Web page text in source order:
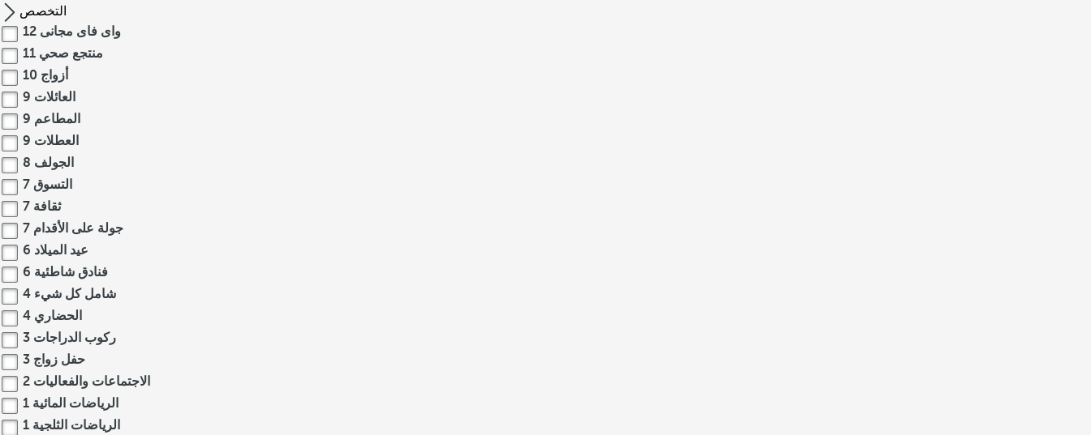
التخصص
واى فاى مجانى 12
منتجع صحي 11
أزواج 10
العائلات 9
المطاعم 9
العطلات 9
الجولف 8
التسوق 7
ثقافة 7
جولة على الأقدام 7
عيد الميلاد 6
فنادق شاطئية 6
شامل كل شيء 4
الحضاري 4
ركوب الدراجات 3
حفل زواج 3
الاجتماعات والفعاليات 2
الرياضات المائية 1
الرياضات الثلجية 1